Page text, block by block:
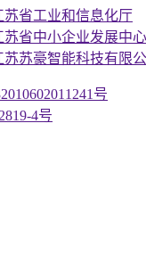
苏省工业和信息化厅
苏省中小企业发展中
苏豪智能科技有限
号
4号